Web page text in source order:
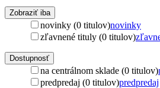
Zobraziť iba
novinky (0 titulov)novinky
zľavnené tituly (0 titulov)
Dostupnosť
na centrálnom sklade (0 titulov)
predpredaj (0 titulov)predpredaj